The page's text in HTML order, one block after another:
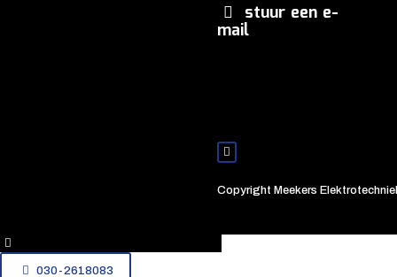
stuur een e-
mail
Copyright Meekers
030-2618083